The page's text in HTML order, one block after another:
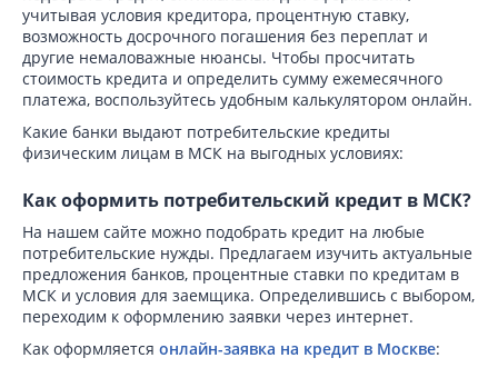
учитывая условия кредитора, процентную ставку,
возможность досрочного погашения без переплат и
другие немаловажные нюансы. Чтобы просчитать
стоимость кредита и определить сумму ежемесячного
платежа, воспользуйтесь удобным калькулятором онлайн.
Какие банки выдают потребительские кредиты
физическим лицам в МСК на выгодных условиях:
Как оформить потребительский кредит в МСК?
На нашем сайте можно подобрать кредит на любые
потребительские нужды. Предлагаем изучить актуальные
предложения банков, процентные ставки по кредитам в
МСК и условия для заемщика. Определившись с выбором,
переходим к оформлению заявки через интернет.
Как оформляется онлайн-заявка на кредит в Москве: